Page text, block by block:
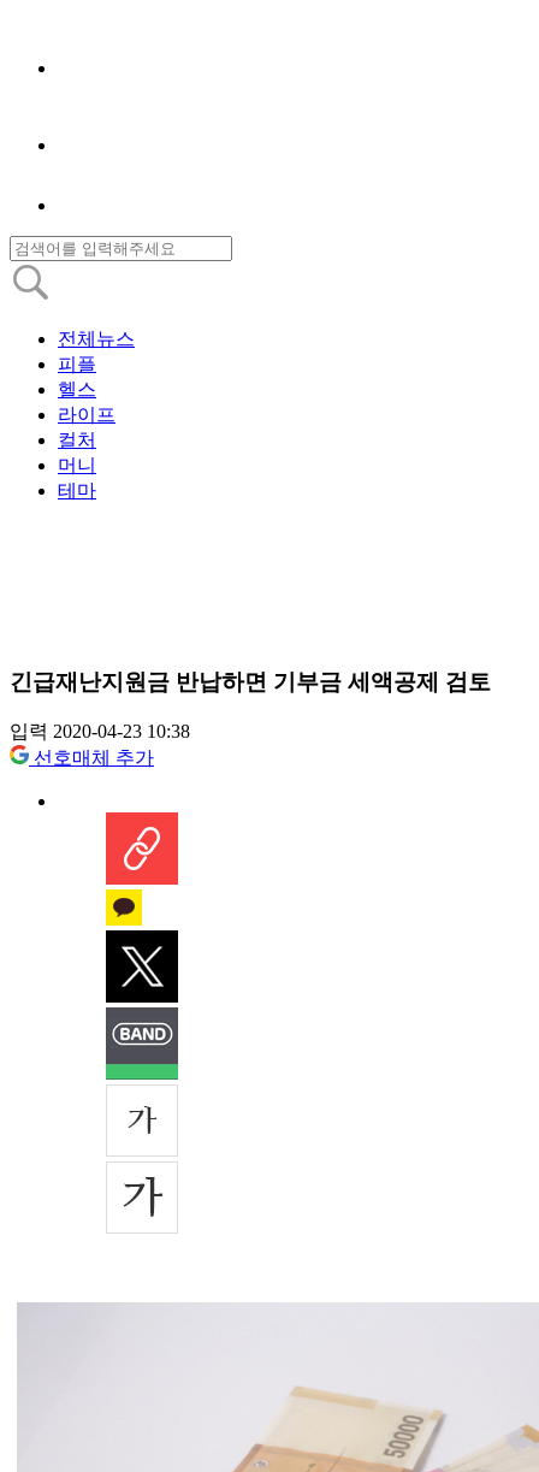
전체뉴스
피플
헬스
라이프
컬처
머니
테마
긴급재난지원금 반납하면 기부금 세액공제 검토
입력 2020-04-23 10:38
선호매체 추가